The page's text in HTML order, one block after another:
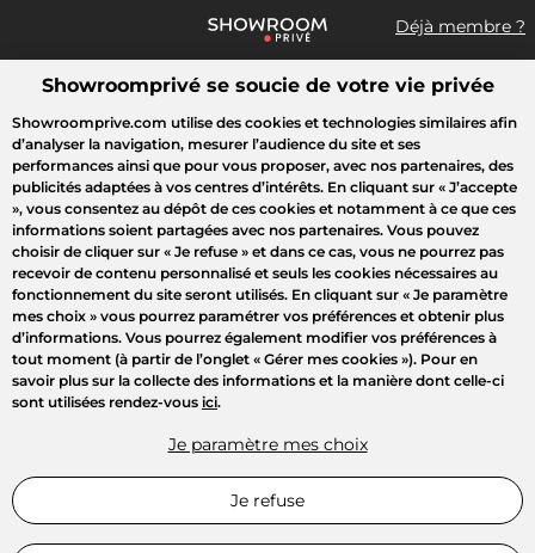
Déjà membre ?
Que recherchez-vous ?
Accueil Les jours de la Maison Mode Voyages
NOS COUPS DE COEUR
Sponsorisé
Showroomprivé se soucie de votre vie privée
Showroomprive.com utilise des cookies et technologies similaires afin
d’analyser la navigation, mesurer l’audience du site et ses
performances ainsi que pour vous proposer, avec nos partenaires, des
publicités adaptées à vos centres d’intérêts. En cliquant sur « J’accepte
», vous consentez au dépôt de ces cookies et notamment à ce que ces
informations soient partagées avec nos partenaires. Vous pouvez
choisir de cliquer sur « Je refuse » et dans ce cas, vous ne pourrez pas
recevoir de contenu personnalisé et seuls les cookies nécessaires au
fonctionnement du site seront utilisés. En cliquant sur « Je paramètre
mes choix » vous pourrez paramétrer vos préférences et obtenir plus
d’informations. Vous pourrez également modifier vos préférences à
tout moment (à partir de l’onglet « Gérer mes cookies »). Pour en
savoir plus sur la collecte des informations et la manière dont celle-ci
sont utilisées rendez-vous ici.
Je paramètre mes choix
Je refuse